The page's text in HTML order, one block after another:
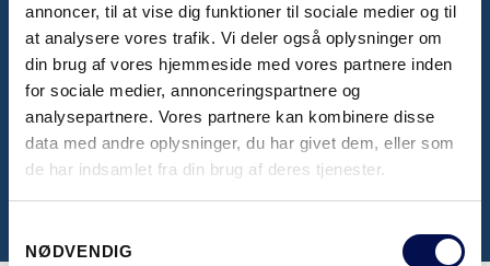
annoncer, til at vise dig funktioner til sociale medier og til
at analysere vores trafik. Vi deler også oplysninger om
din brug af vores hjemmeside med vores partnere inden
for sociale medier, annonceringspartnere og
analysepartnere. Vores partnere kan kombinere disse
data med andre oplysninger, du har givet dem, eller som
de har indsamlet fra din brug af deres tjenester.
NØDVENDIG
Her kan du se vores inspirerende brochurer,
samt se seneste prislister
KLIK HER